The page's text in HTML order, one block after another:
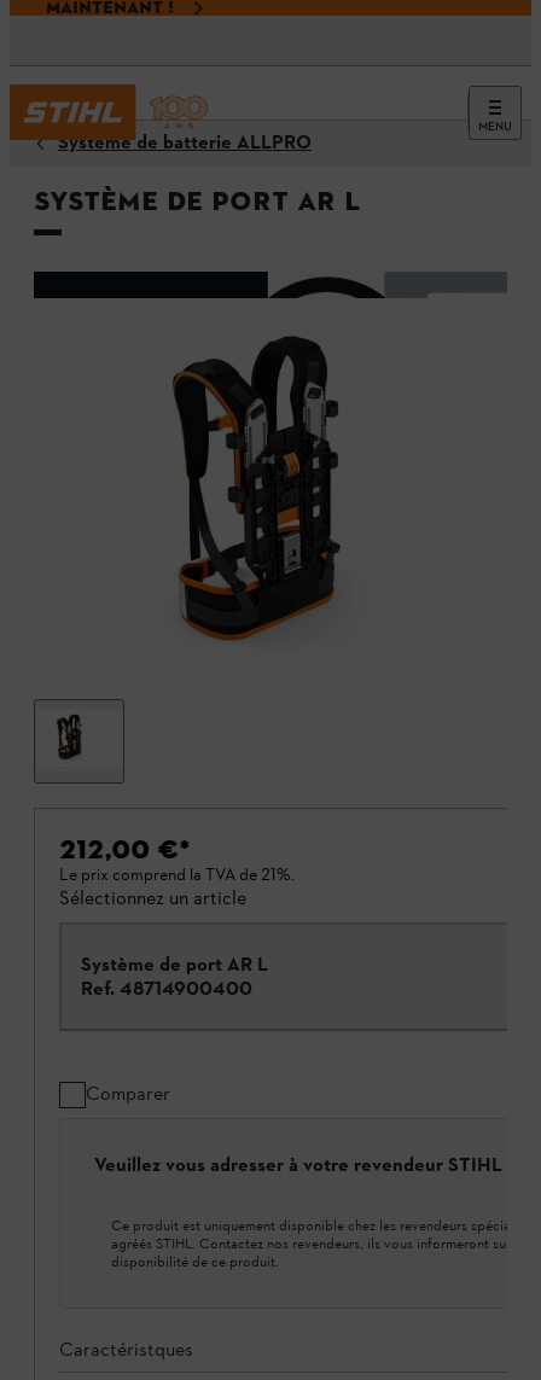
MAINTENANT !
MENU
Système de batterie ALLPRO
Système de port AR L
212,00 €*
Le prix comprend la TVA de 21%.
Sélectionnez un article
Système de port AR L
Ref. 48714900400
Comparer
Veuillez vous adresser à votre revendeur STIHL
Ce produit est uniquement disponible chez les revendeurs spécialisés
agréés STIHL. Contactez nos revendeurs, ils vous informeront sur la
disponibilité de ce produit.
Caractéristques